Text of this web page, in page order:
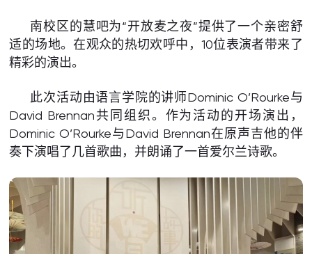
南校区的慧吧为“开放麦之夜”提供了一个亲密舒
适的场地。在观众的热切欢呼中，10位表演者带来了
精彩的演出。
此次活动由语言学院的讲师Dominic O’Rourke与
David Brennan共同组织。作为活动的开场演出，
Dominic O’Rourke与David Brennan在原声吉他的伴
奏下演唱了几首歌曲，并朗诵了一首爱尔兰诗歌。